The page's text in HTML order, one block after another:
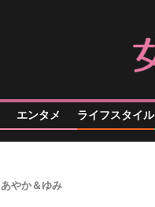
エンタメ ライフスタイル
あやか＆ゆみ